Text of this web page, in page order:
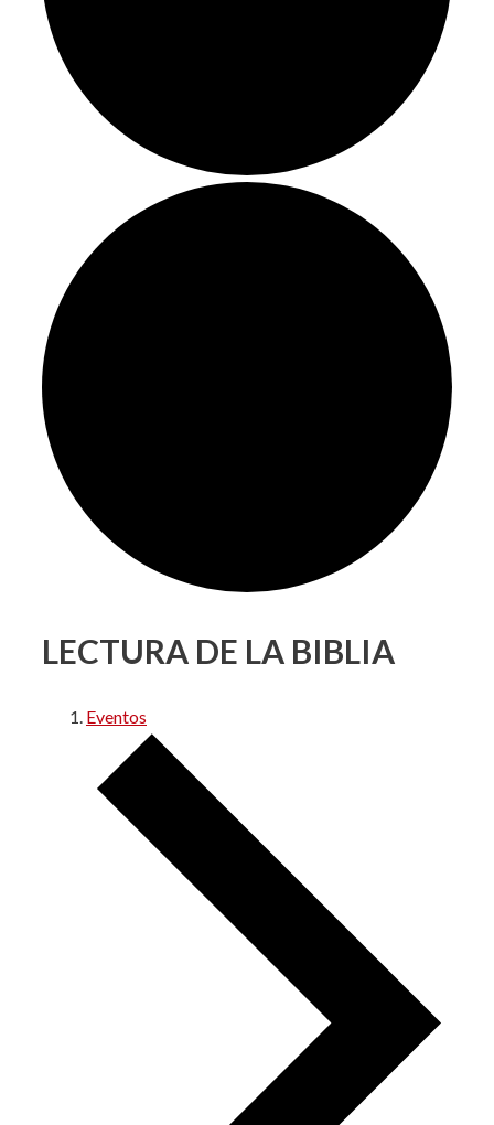
LECTURA DE LA BIBLIA
Eventos